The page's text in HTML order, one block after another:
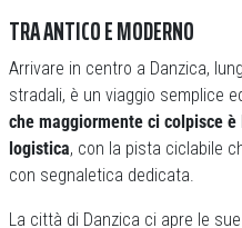
TRA ANTICO E MODERNO
Arrivare in centro a Danzica,
stradali, è un viaggio semplice
che maggiormente ci colpisce
logistica, con la pista ciclabile
con segnaletica dedicata.
La città di Danzica ci apre le